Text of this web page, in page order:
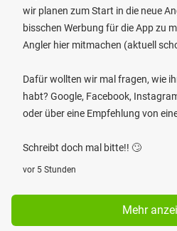
wir planen zum Start in die neue
bisschen Werbung für die App zu
Angler hier mitmachen (aktuell
Dafür wollten wir mal fragen, wie
habt? Google, Facebook,
oder über eine Empfehlung von
Schreibt doch mal bitte!! 🙄
vor 5 Stunden
Mehr